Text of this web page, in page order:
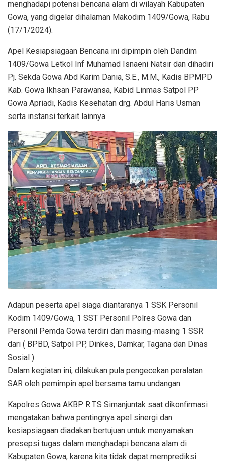
menghadapi potensi bencana alam di wilayah Kabupaten
Gowa, yang digelar dihalaman Makodim 1409/Gowa, Rabu
(17/1/2024).
Apel Kesiapsiagaan Bencana ini dipimpin oleh Dandim
1409/Gowa Letkol Inf Muhamad Isnaeni Natsir dan dihadiri
Pj. Sekda Gowa Abd Karim Dania, S.E., M.M., Kadis BPMPD
Kab. Gowa Ikhsan Parawansa, Kabid Linmas Satpol PP
Gowa Apriadi, Kadis Kesehatan drg. Abdul Haris Usman
serta instansi terkait lainnya.
Adapun peserta apel siaga diantaranya 1 SSK Personil
Kodim 1409/Gowa, 1 SST Personil Polres Gowa dan
Personil Pemda Gowa terdiri dari masing-masing 1 SSR
dari ( BPBD, Satpol PP, Dinkes, Damkar, Tagana dan Dinas
Sosial ).
Dalam kegiatan ini, dilakukan pula pengecekan peralatan
SAR oleh pemimpin apel bersama tamu undangan.
Kapolres Gowa AKBP R.T.S Simanjuntak saat dikonfirmasi
mengatakan bahwa pentingnya apel sinergi dan
kesiapsiagaan diadakan bertujuan untuk menyamakan
presepsi tugas dalam menghadapi bencana alam di
Kabupaten Gowa, karena kita tidak dapat memprediksi